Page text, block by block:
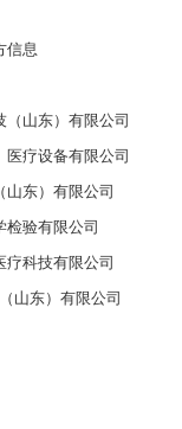
信息
（山东）有限公司
医疗设备有限公司
山东）有限公司
检验有限公司
疗科技有限公司
山东）有限公司